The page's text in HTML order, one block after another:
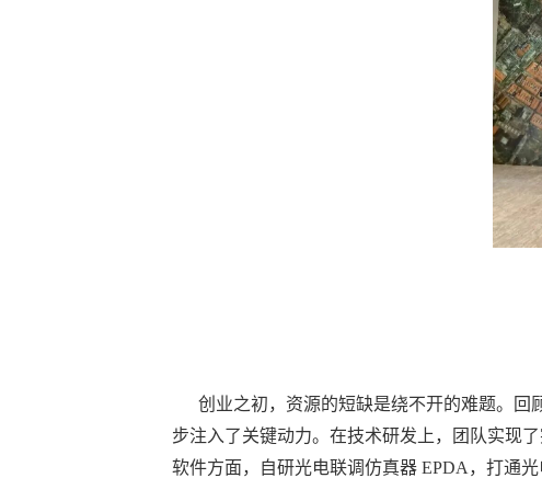
亚洲绿色能源
创业之初，资源的短缺是绕不开的难题。回
步注入了关键动力。在技术研发上，团队实现
软件方面，自研光电联调仿真器 EPDA，打通